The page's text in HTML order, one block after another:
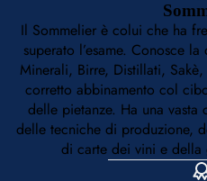
Il Sommelier è colui che ha
superato l’esame. Conosce
Minerali, Birre, Distillati,
corretto abbinamento col
delle pietanze. Ha una
delle tecniche di produzione,
di carte dei vini e della